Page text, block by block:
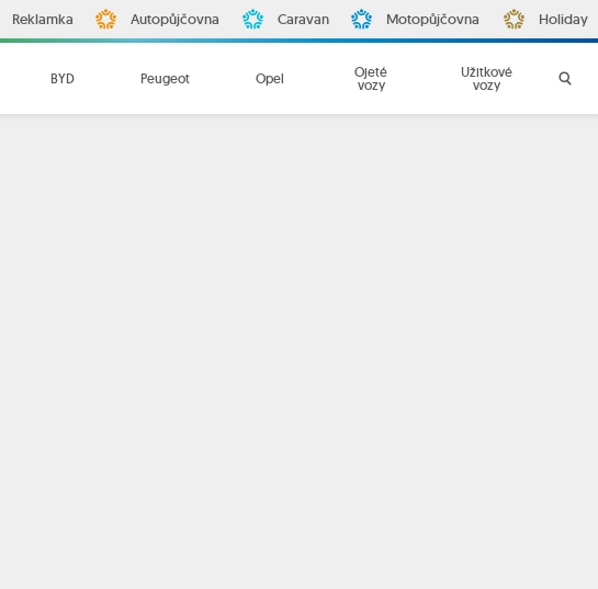
Reklamka Autopůjčovna Caravan Motopůjčovna Holiday
BYD Peugeot Opel
Ojeté
vozy
Užitkové
vozy